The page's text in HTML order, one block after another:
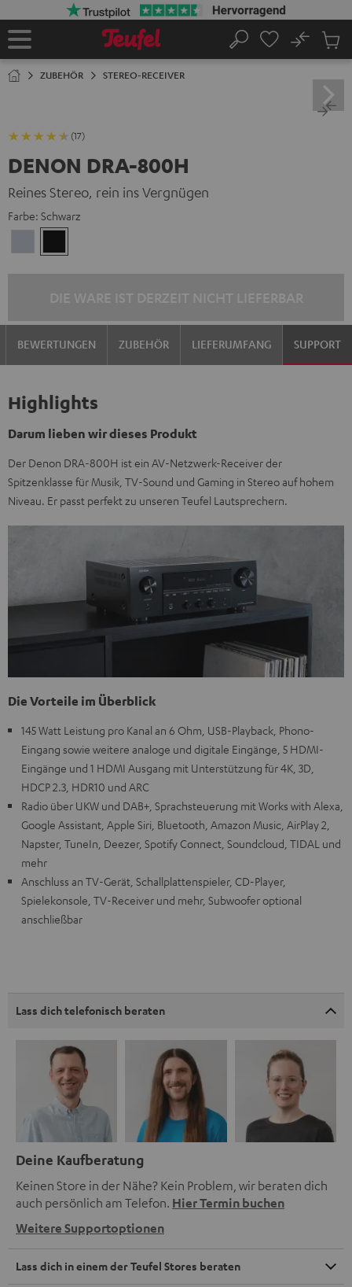
Startseite
Suche
No
ZUBEHÖR STEREO-RECEIVER
(17)
DENON DRA-800H
Reines Stereo, rein ins Vergnügen
Farbe: Schwarz
Silber
BEWERTUNGEN ZUBEHÖR LIEFERUMFANG SUPPORT
Highlights
Darum lieben wir dieses Produkt
Der Denon DRA-800H ist ein AV-Netzwerk-Receiver der
Spitzenklasse für Musik, TV-Sound und Gaming in Stereo auf hohem
Niveau. Er passt perfekt zu unseren Teufel Lautsprechern.
Die Vorteile im Überblick
145 Watt Leistung pro Kanal an 6 Ohm, USB-Playback, Phono-
Eingang sowie weitere analoge und digitale Eingänge, 5 HDMI-
Eingänge und 1 HDMI Ausgang mit Unterstützung für 4K, 3D,
HDCP 2.3, HDR10 und ARC
Radio über UKW und DAB+, Sprachsteuerung mit Works with Alexa,
Google Assistant, Apple Siri, Bluetooth, Amazon Music, AirPlay 2,
Napster, TuneIn, Deezer, Spotify Connect, Soundcloud, TIDAL und
mehr
Anschluss an TV-Gerät, Schallplattenspieler, CD-Player,
Spielekonsole, TV-Receiver und mehr, Subwoofer optional
anschließbar
Lass dich telefonisch beraten
Deine Kaufberatung
Keinen Store in der Nähe? Kein Problem, wir beraten dich
auch persönlich am Telefon. Hier Termin buchen
Weitere Supportoptionen
Lass dich in einem der Teufel Stores beraten